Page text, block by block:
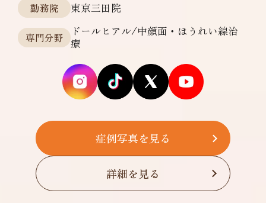
勤務院 東京三田院
専門分野
ドールヒアル/中顔面・ほうれい線治
療
症例写真を見る
詳細を見る